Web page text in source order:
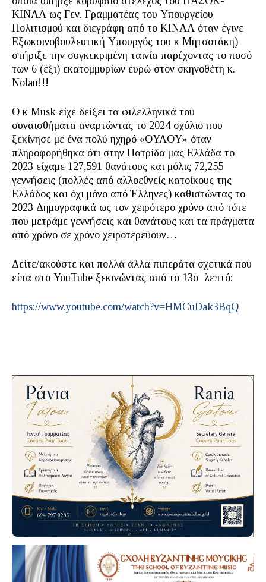
ΚΙΝΑΛ ως Γεν. Γραμματέας του Υπουργείου
Πολιτισμού και διεγράφη από το ΚΙΝΑΛ όταν έγινε
Εξωκοινοβουλευτική Υπουργός του κ Μητσοτάκη)
στήριξε την συγκεκριμένη ταινία παρέχοντας το ποσό
των 6 (έξι) εκατομμυρίων ευρώ στον σκηνοθέτη κ.
Nolan!!!
Ο κ Musk είχε δείξει τα φιλελληνικά του
συναισθήματα αναρτώντας το 2024 σχόλιο που
ξεκίνησε με ένα πολύ ηχηρό «ΟYAOY» όταν
πληροφορήθηκα ότι στην Πατρίδα μας Ελλάδα το
2023 είχαμε 127,591 θανάτους και μόλις 72,255
γεννήσεις (πολλές από αλλοεθνείς κατοίκους της
Ελλάδος και όχι μόνο από Έλληνες) καθιστώντας το
2023 Δημογραφικά ως τον χειρότερο χρόνο από τότε
που μετράμε γεννήσεις και θανάτους και τα πράγματα
από χρόνο σε χρόνο χειροτερεύουν…
Δείτε/ακούστε και πολλά άλλα πιπεράτα σχετικά που
είπα στο YouTube ξεκινώντας από το 13ο λεπτό:
https://www.youtube.com/watch?v=HMCuDak3BqQ